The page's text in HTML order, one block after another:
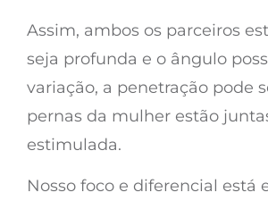
Assim, ambos os parceiros
seja profunda e o ângulo
variação, a penetração pode
pernas da mulher estão
estimulada.
Nosso foco e diferencial